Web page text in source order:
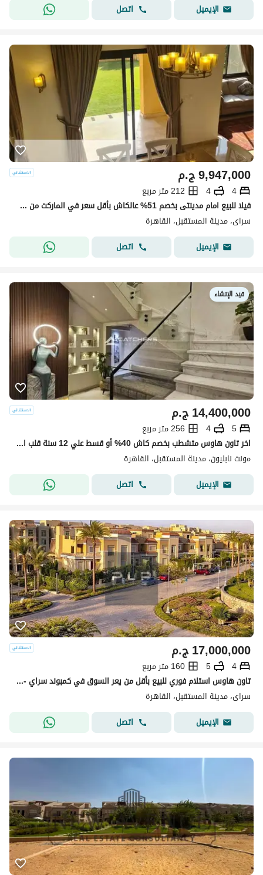
الإيميل
اتصل
ج.م9,947,000
4
4
212 متر مربع
فيلا للبيع امام مدينتى بخصم 51% عالكاش بأقل سعر في الماركت من سنتين
سراى، مدينة المستقبل، القاهرة
الإيميل
اتصل
قيد الإنشاء
ج.م14,400,000
5
4
256 متر مربع
اخر تاون هاوس متشطب بخصم كاش 40% أو قسط علي 12 سنة قلب المستقبل سيتي
مونت نابليون، مدينة المستقبل، القاهرة
الإيميل
اتصل
ج.م17,000,000
4
5
160 متر مربع
تاون هاوس استلام فوري للبيع بأقل من يعر السوق في كمبوند سراي - مدينة نصر للإسكان، مدينة المستقبل
سراى، مدينة المستقبل، القاهرة
الإيميل
اتصل